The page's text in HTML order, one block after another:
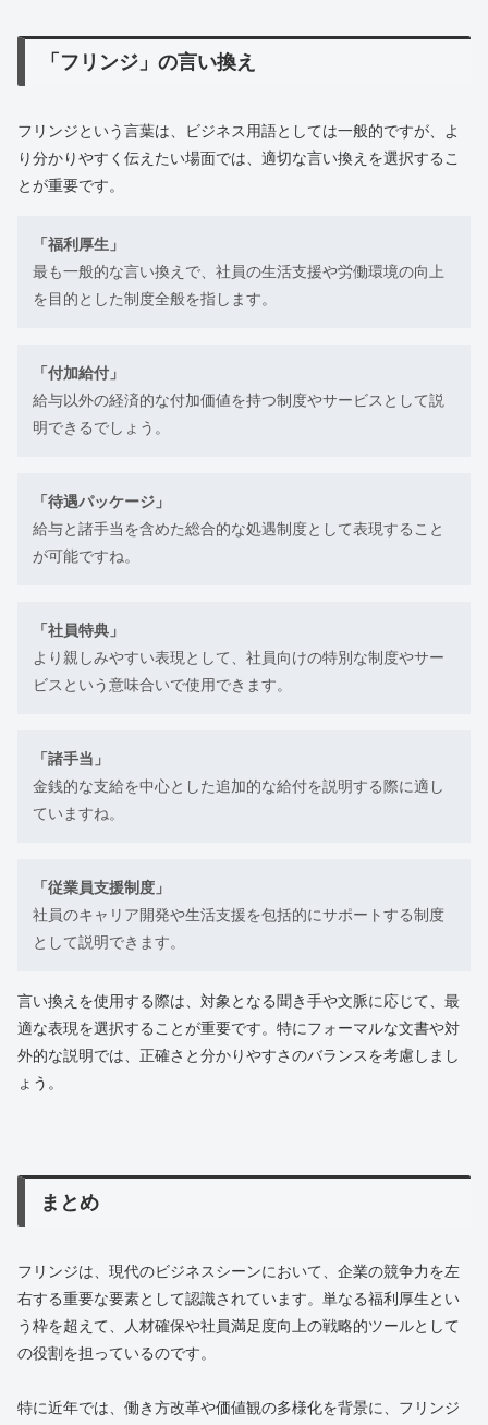
「フリンジ」の言い換え
フリンジという言葉は、ビジネス用語としては一般的ですが、よ
り分かりやすく伝えたい場面では、適切な言い換えを選択するこ
とが重要です。
「福利厚生」
最も一般的な言い換えで、社員の生活支援や労働環境の向上
を目的とした制度全般を指します。
「付加給付」
給与以外の経済的な付加価値を持つ制度やサービスとして説
明できるでしょう。
「待遇パッケージ」
給与と諸手当を含めた総合的な処遇制度として表現すること
が可能ですね。
「社員特典」
より親しみやすい表現として、社員向けの特別な制度やサー
ビスという意味合いで使用できます。
「諸手当」
金銭的な支給を中心とした追加的な給付を説明する際に適し
ていますね。
「従業員支援制度」
社員のキャリア開発や生活支援を包括的にサポートする制度
として説明できます。
言い換えを使用する際は、対象となる聞き手や文脈に応じて、最
適な表現を選択することが重要です。特にフォーマルな文書や対
外的な説明では、正確さと分かりやすさのバランスを考慮しまし
ょう。
まとめ
フリンジは、現代のビジネスシーンにおいて、企業の競争力を左
右する重要な要素として認識されています。単なる福利厚生とい
う枠を超えて、人材確保や社員満足度向上の戦略的ツールとして
の役割を担っているのです。
特に近年では、働き方改革や価値観の多様化を背景に、フリンジ